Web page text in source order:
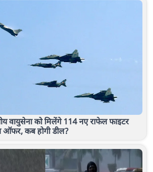
वायुसेना को मिलेंगे 114 नए राफेल फाइटर
ऑफर, कब होगी डील?